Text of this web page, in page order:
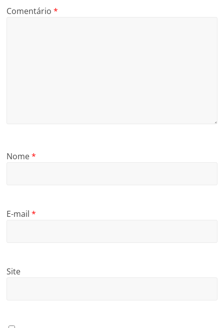
Comentário*
Nome*
E-mail*
Site